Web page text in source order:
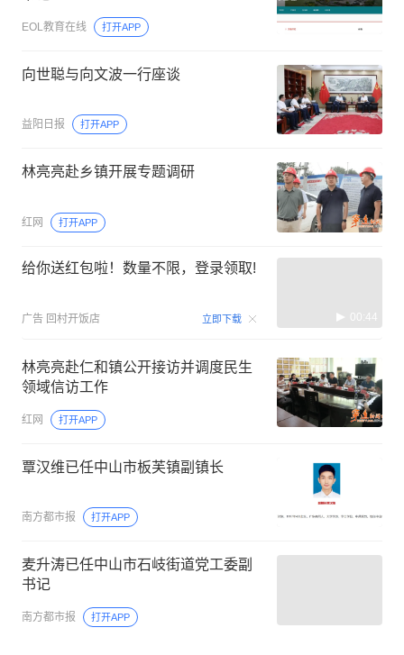
EOL教育在线 打开APP
向世聪与向文波一行座谈
益阳日报 打开APP
林亮亮赴乡镇开展专题调研
红网 打开APP
给你送红包啦！数量不限，登录领取!
广告 回村开饭店 立即下载 00:44
林亮亮赴仁和镇公开接访并调度民生
领域信访工作
红网 打开APP
覃汉维已任中山市板芙镇副镇长
南方都市报 打开APP
麦升涛已任中山市石岐街道党工委副
书记
南方都市报 打开APP